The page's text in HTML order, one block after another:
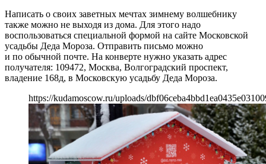
Написать о своих заветных мечтах зимнему волшебнику
также можно не выходя из дома. Для этого надо
воспользоваться специальной формой на сайте Московской
усадьбы Деда Мороза. Отправить письмо можно
и по обычной почте. На конверте нужно указать адрес
получателя: 109472, Москва, Волгоградский проспект,
владение 168д, в Московскую усадьбу Деда Мороза.
https://kudamoscow.ru/uploads/